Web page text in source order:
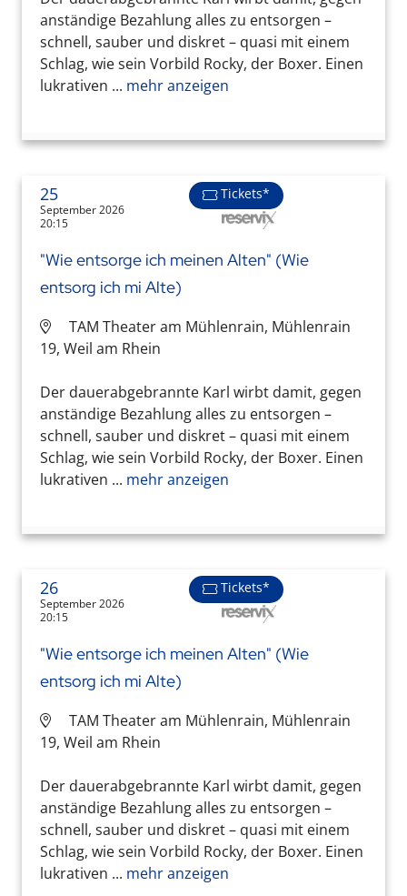
anständige Bezahlung alles zu entsorgen –
schnell, sauber und diskret – quasi mit einem
Schlag, wie sein Vorbild Rocky, der Boxer. Einen
lukrativen ... mehr anzeigen
25
September 2026
20:15
Tickets*
"Wie entsorge ich meinen Alten" (Wie
entsorg ich mi Alte)
TAM Theater am Mühlenrain, Mühlenrain
19, Weil am Rhein
Der dauerabgebrannte Karl wirbt damit, gegen
anständige Bezahlung alles zu entsorgen –
schnell, sauber und diskret – quasi mit einem
Schlag, wie sein Vorbild Rocky, der Boxer. Einen
lukrativen ... mehr anzeigen
26
September 2026
20:15
Tickets*
"Wie entsorge ich meinen Alten" (Wie
entsorg ich mi Alte)
TAM Theater am Mühlenrain, Mühlenrain
19, Weil am Rhein
Der dauerabgebrannte Karl wirbt damit, gegen
anständige Bezahlung alles zu entsorgen –
schnell, sauber und diskret – quasi mit einem
Schlag, wie sein Vorbild Rocky, der Boxer. Einen
lukrativen ... mehr anzeigen